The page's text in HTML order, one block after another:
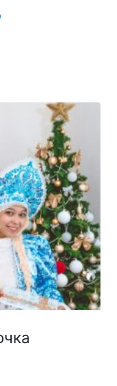
Диапазон
8000₽